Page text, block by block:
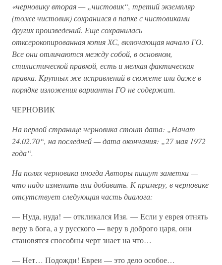
«черновику вторая — „чистовик“, третий экземпляр
(тоже чистовик) сохранился в папке с чистовиками
других произведений. Еще сохранилась
отксерокопированная копия ХС, включающая начало ГО.
Все они отличаются между собой, в основном,
стилистической правкой, есть и мелкая фактическая
правка. Крупных же исправлений в сюжете или даже в
порядке изложения варианты ГО не содержат.
ЧЕРНОВИК
На первой странице черновика стоит дата: „Начат
24.02.70“, на последней — дата окончания: „27 мая 1972
года“.
На полях черновика иногда Авторы пишут заметки —
что надо изменить или добавить. К примеру, в черновике
отсутствует следующая часть диалога:
— Нуда, нуда! — откликался Изя. — Если у еврея отнять
веру в бога, а у русского — веру в доброго царя, они
становятся способны черт знает на что…
— Нет… Подожди! Евреи — это дело особое…